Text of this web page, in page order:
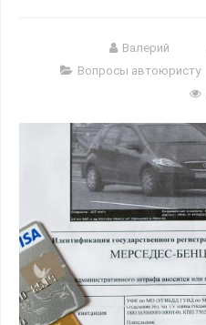
Валерий
Вопросы автоюристу